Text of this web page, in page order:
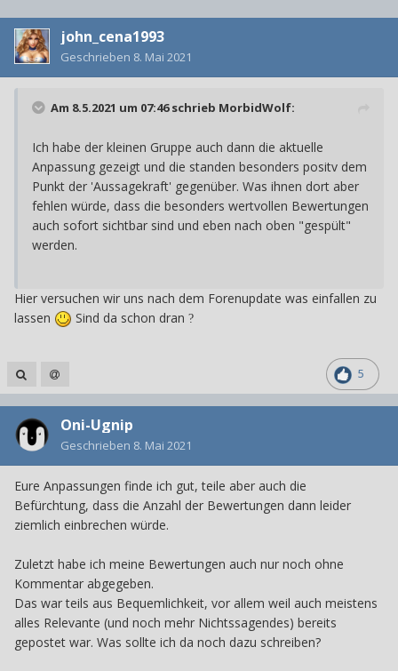
john_cena1993
Geschrieben 8. Mai 2021
Am 8.5.2021 um 07:46 schrieb MorbidWolf:
Ich habe der kleinen Gruppe auch dann die aktuelle
Anpassung gezeigt und die standen besonders positv dem
Punkt der 'Aussagekraft' gegenüber. Was ihnen dort aber
fehlen würde, dass die besonders wertvollen Bewertungen
auch sofort sichtbar sind und eben nach oben "gespült"
werden.
Hier versuchen wir uns nach dem Forenupdate was einfallen zu
lassen
Sind da schon dran ?
5
Oni-Ugnip
Geschrieben 8. Mai 2021
Eure Anpassungen finde ich gut, teile aber auch die
Befürchtung, dass die Anzahl der Bewertungen dann leider
ziemlich einbrechen würde.
Zuletzt habe ich meine Bewertungen auch nur noch ohne
Kommentar abgegeben.
Das war teils aus Bequemlichkeit, vor allem weil auch meistens
alles Relevante (und noch mehr Nichtssagendes) bereits
gepostet war. Was sollte ich da noch dazu schreiben?